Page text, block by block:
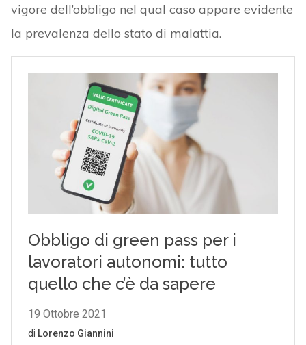
vigore dell’obbligo nel qual caso appare evidente
la prevalenza dello stato di malattia.